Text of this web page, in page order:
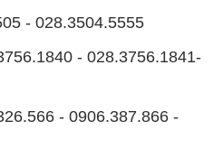
- 028.3504.5555
- 028.3756.1841-
- 0906.387.866 -